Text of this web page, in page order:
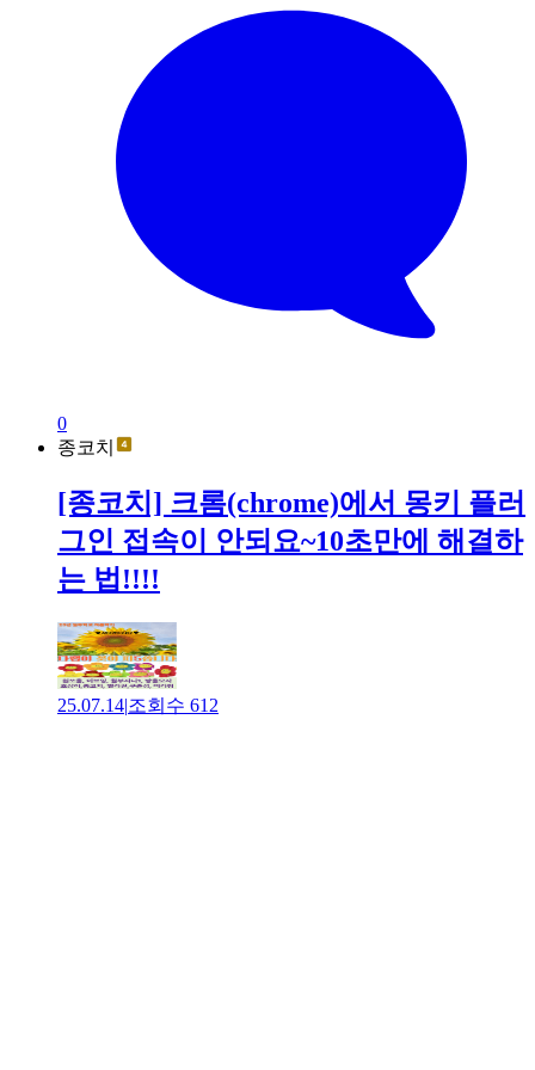
0
종코치
[종코치] 크롬(chrome)에서 몽키 플러
그인 접속이 안되요~10초만에 해결하
는 법!!!!
25.07.14|조회수 612